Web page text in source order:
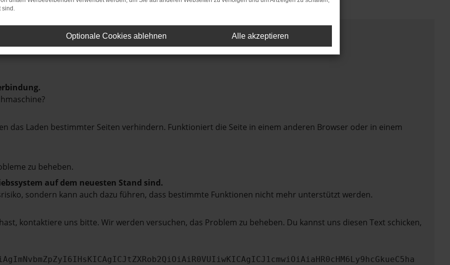
das Laden bestimmter Seiten verhindern. Funktioniert die Seite in einem anderen Browser oder in einem
zu beheben.
auf dem neuesten Stand sind.
sondern kann auch dazu führen, dass bestimmte Funktionen nicht mehr unterstützt werden.
kontaktiere uns bitte. Wir werden versuchen, das Problem zu beheben. Du kannst uns diesen Text schicken,
sind.
Optionale Cookies ablehnen Alle akzeptieren